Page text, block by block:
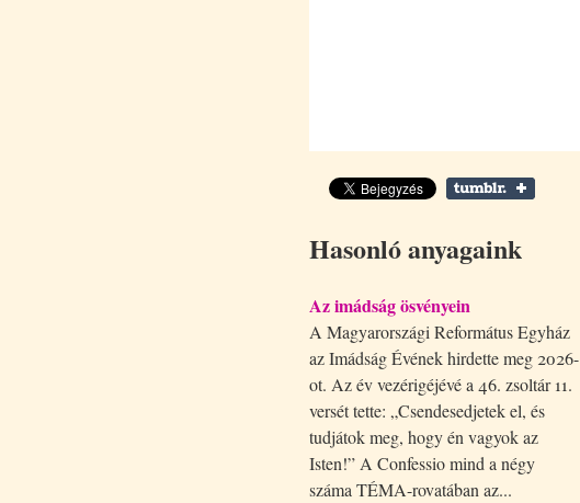
Hasonló anyagaink
Az imádság ösvényein
A Magyarországi Református Egyház
az Imádság Évének hirdette meg 2026-
ot. Az év vezérigéjévé a 46. zsoltár 11.
versét tette: „Csendesedjetek el, és
tudjátok meg, hogy én vagyok az
Isten!” A Confessio mind a négy
száma TÉMA-rovatában az...